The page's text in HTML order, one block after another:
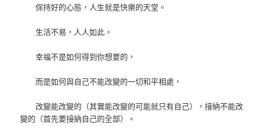
保持好的心態，人生就是快樂的天堂。
生活不易，人人如此。
幸福不是如何得到你想要的，
而是如何與自己不能改變的一切和平相處，
改變能改變的（其實能改變的可能就只有自己），接納不能改
變的（首先要接納自己的全部）。